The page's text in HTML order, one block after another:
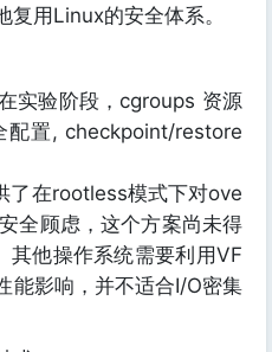
用Linux的安全体系。
实验阶段，cgroups 资源
配置, checkpoint/restore
了在rootless模式下对ove
全顾虑，这个方案尚未得
其他操作系统需要利用VF
能影响，并不适合I/O密集